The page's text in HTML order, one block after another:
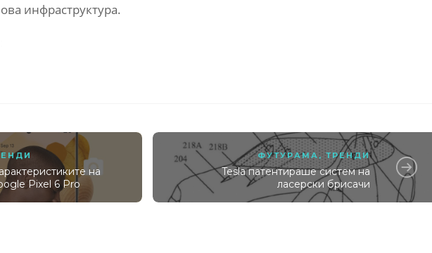
инфраструктура.
на
Pixel 6 Pro
ФУТУРАМА ,ТРЕНДИ
Tesla патентираше систем на
ласерски брисачи